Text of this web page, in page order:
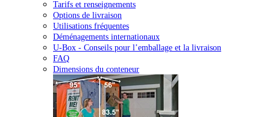
Tarifs et renseignements
Options de livraison
Utilisations fréquentes
Déménagements internationaux
U-Box - Conseils pour l’emballage et la livraison
FAQ
Dimensions du conteneur